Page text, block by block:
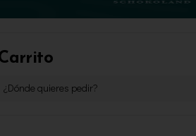
¿Dónde quieres pedir?